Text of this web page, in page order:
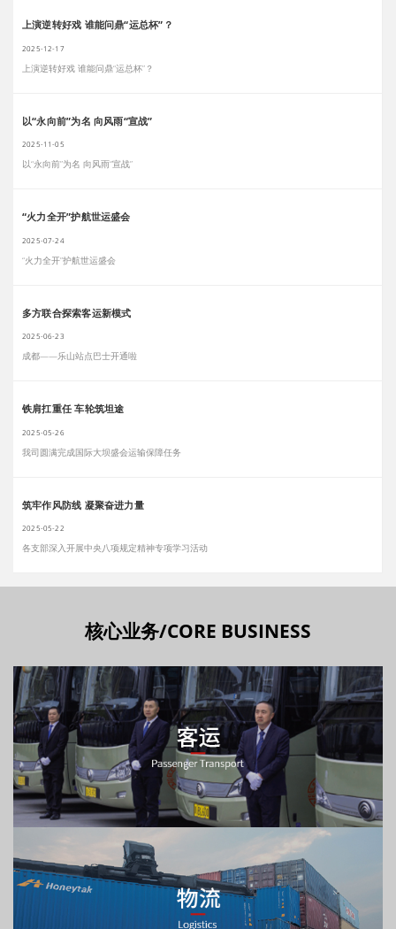
上演逆转好戏 谁能问鼎“运总杯”？
2025-12-17
上演逆转好戏 谁能问鼎“运总杯”？
以“永向前”为名 向风雨“宣战”
2025-11-05
以“永向前”为名 向风雨“宣战”
“火力全开”护航世运盛会
2025-07-24
“火力全开”护航世运盛会
多方联合探索客运新模式
2025-06-23
成都——乐山站点巴士开通啦
铁肩扛重任 车轮筑坦途
2025-05-26
我司圆满完成国际大坝盛会运输保障任务
筑牢作风防线 凝聚奋进力量
2025-05-22
各支部深入开展中央八项规定精神专项学习活动
核心业务/CORE BUSINESS